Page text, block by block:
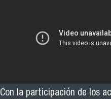
Con la participación de los